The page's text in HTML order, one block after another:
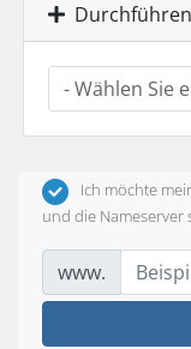
Durchführen
Ich möchte
und die Nameserver
www.